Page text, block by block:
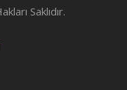
Saklıdır.